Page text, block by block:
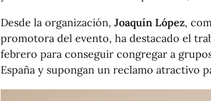
Desde la organización, Joaquín López,
promotora del evento, ha destacado el
febrero para conseguir congregar a
España y supongan un reclamo atractivo